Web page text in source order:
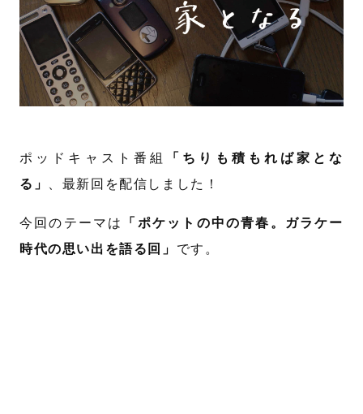
ポッドキャスト番組
「ちりも積もれば家とな
る」
、最新回を配信しました！
今回のテーマは
「ポケットの中の青春。ガラケー
時代の思い出を語る回」 です。